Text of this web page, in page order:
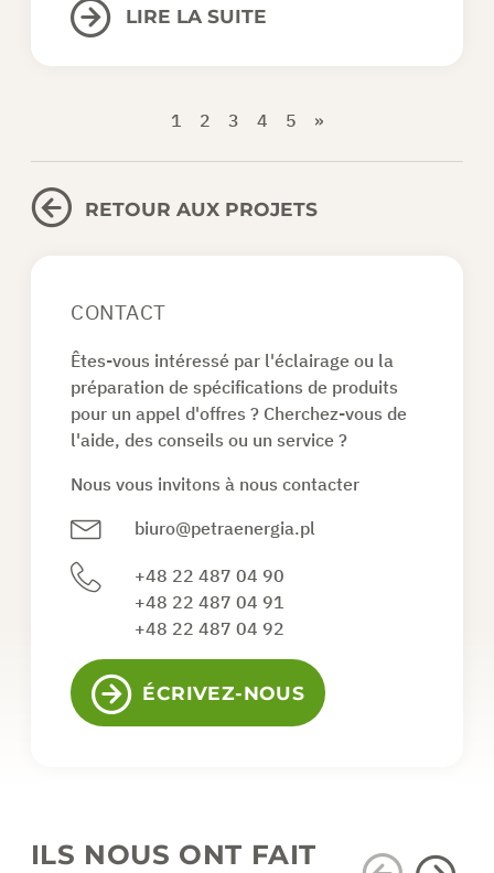
LIRE LA SUITE
1 2 3 4 5 »
RETOUR AUX PROJETS
CONTACT
Êtes-vous intéressé par l'éclairage ou la
préparation de spécifications de produits
pour un appel d'offres ? Cherchez-vous de
l'aide, des conseils ou un service ?
Nous vous invitons à nous contacter
biuro@petraenergia.pl
+48 22 487 04 90
+48 22 487 04 91
+48 22 487 04 92
ÉCRIVEZ-NOUS
ILS NOUS ONT FAIT